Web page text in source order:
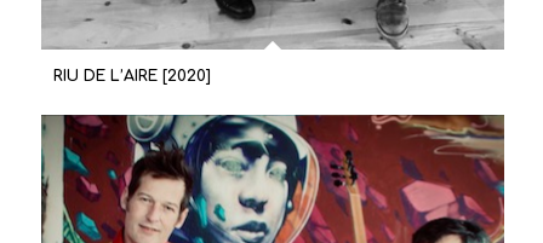
RIU DE L’AIRE [2020]